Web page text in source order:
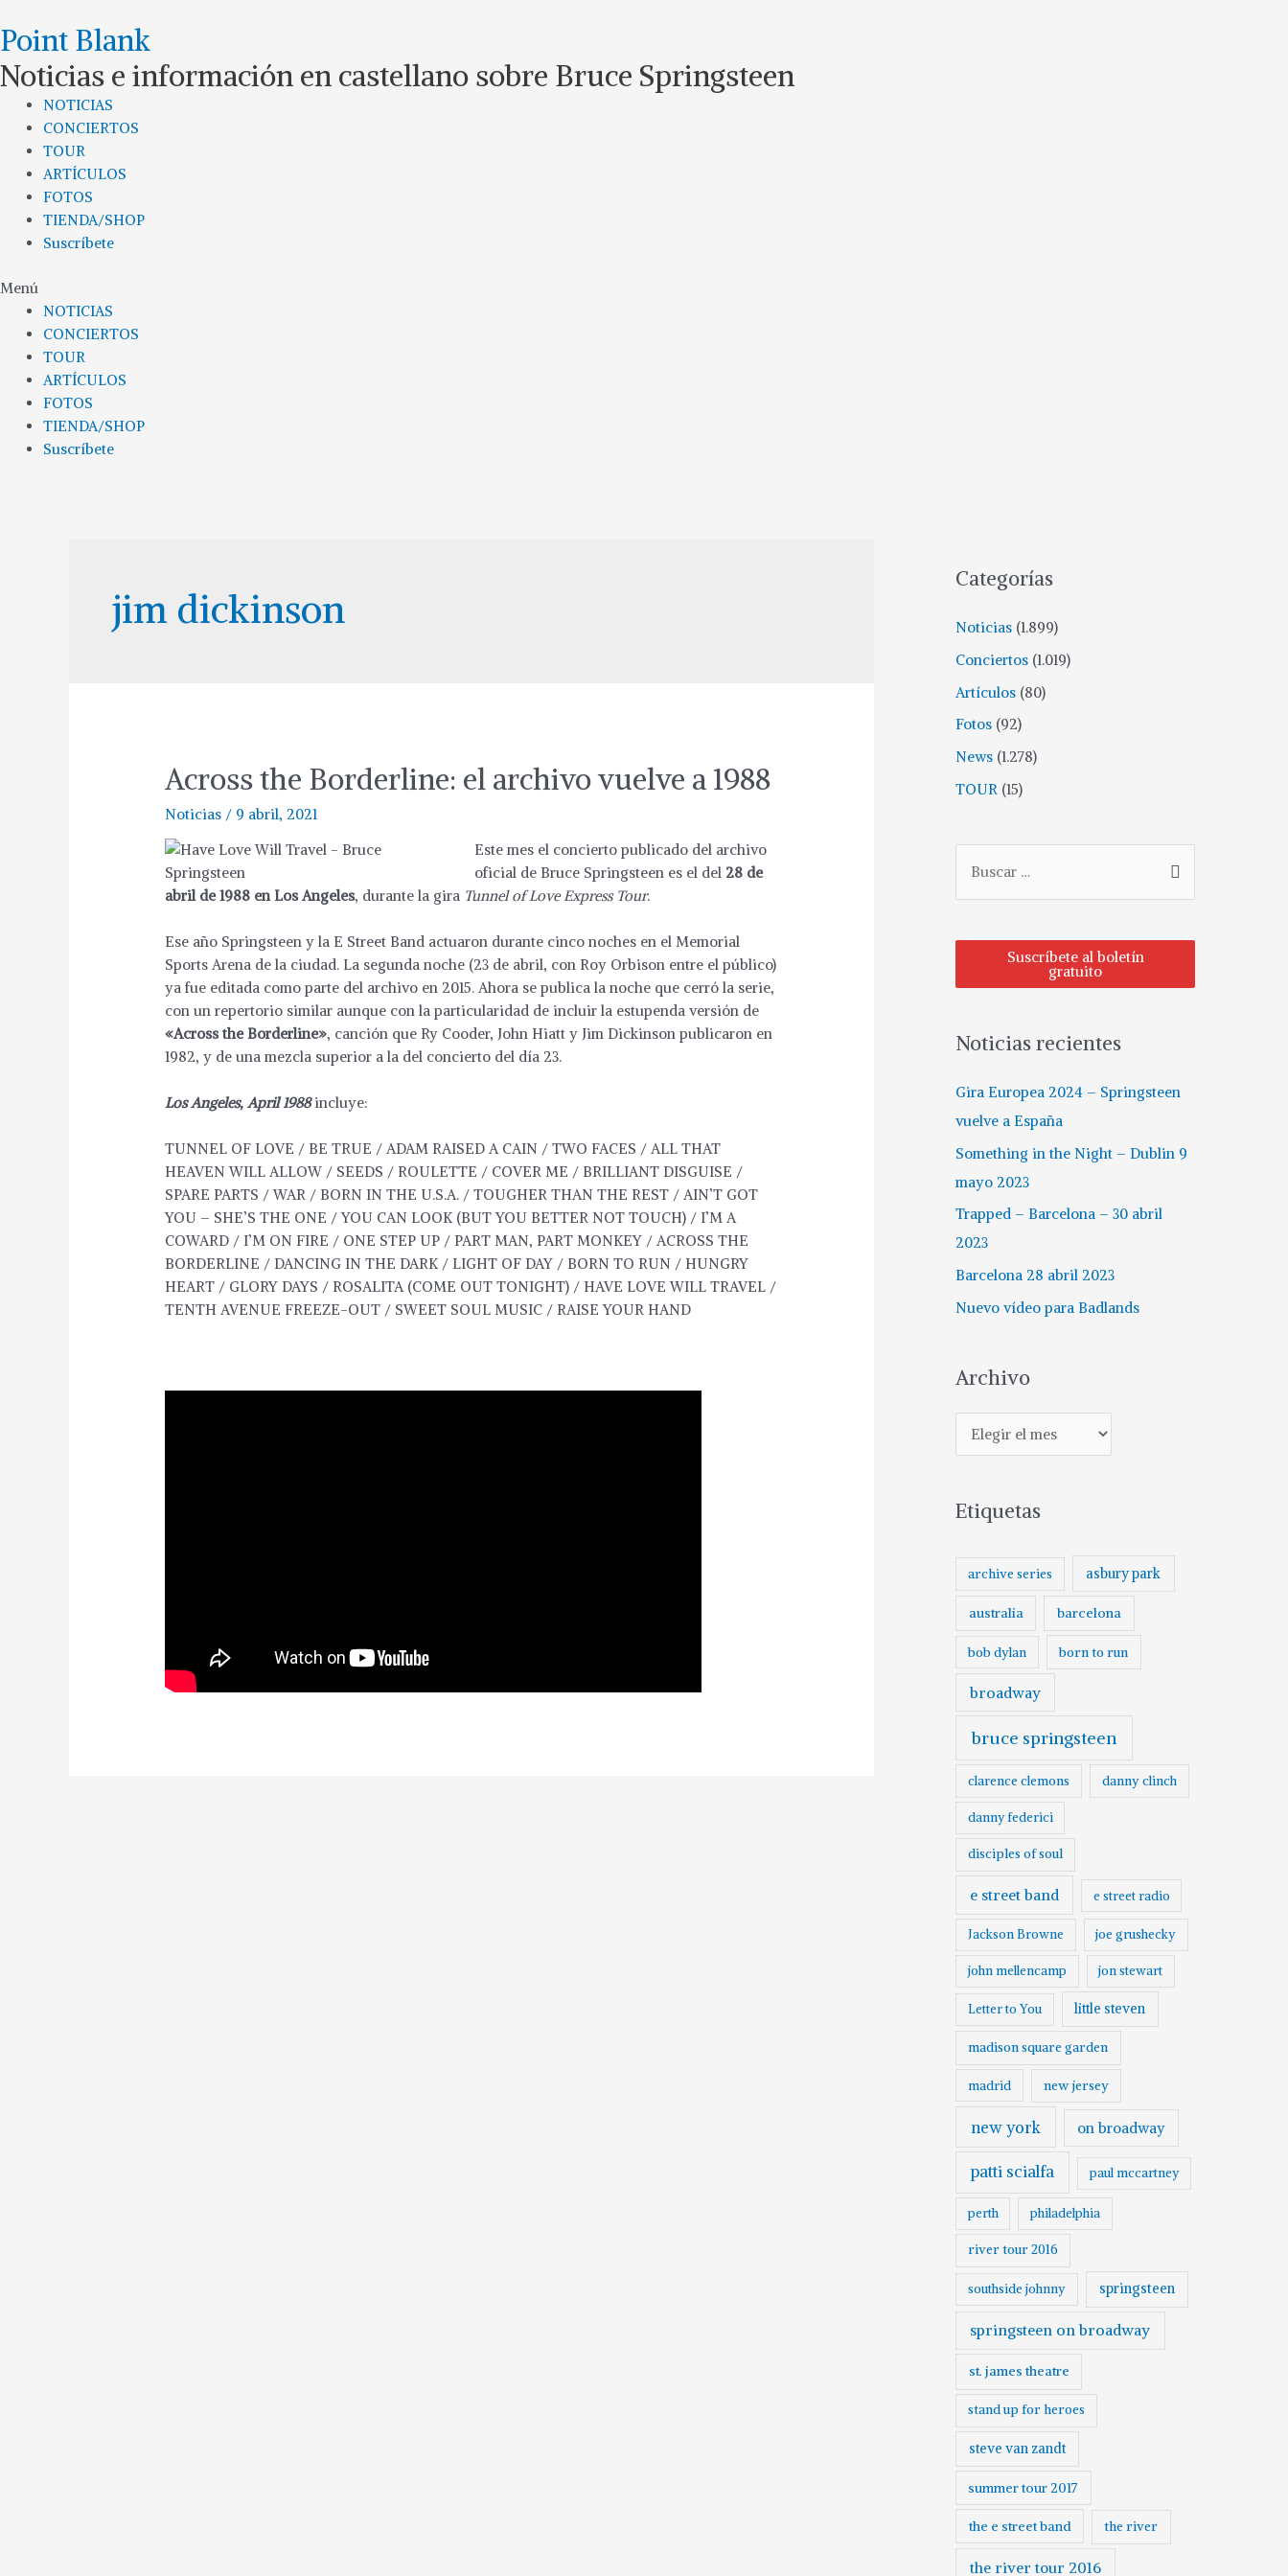
al
contenido
Point Blank
Noticias e información en castellano sobre Bruce Springsteen
NOTICIAS
CONCIERTOS
TOUR
ARTÍCULOS
FOTOS
TIENDA/SHOP
Suscríbete
Menú
NOTICIAS
CONCIERTOS
TOUR
ARTÍCULOS
FOTOS
TIENDA/SHOP
Suscríbete
jim dickinson
Across the Borderline: el archivo vuelve a 1988
Noticias / 9 abril, 2021
Este mes el concierto publicado del archivo
oficial de Bruce Springsteen es el del 28 de
abril de 1988 en Los Angeles, durante la gira Tunnel of Love Express Tour.
Ese año Springsteen y la E Street Band actuaron durante cinco noches en el Memorial
Sports Arena de la ciudad. La segunda noche (23 de abril, con Roy Orbison entre el público)
ya fue editada como parte del archivo en 2015. Ahora se publica la noche que cerró la serie,
con un repertorio similar aunque con la particularidad de incluir la estupenda versión de
«Across the Borderline», canción que Ry Cooder, John Hiatt y Jim Dickinson publicaron en
1982, y de una mezcla superior a la del concierto del día 23.
Los Angeles, April 1988incluye:
TUNNEL OF LOVE / BE TRUE / ADAM RAISED A CAIN / TWO FACES / ALL THAT
HEAVEN WILL ALLOW / SEEDS / ROULETTE / COVER ME / BRILLIANT DISGUISE /
SPARE PARTS / WAR / BORN IN THE U.S.A. / TOUGHER THAN THE REST / AIN’T GOT
YOU – SHE’S THE ONE / YOU CAN LOOK (BUT YOU BETTER NOT TOUCH) / I’M A
COWARD / I’M ON FIRE / ONE STEP UP / PART MAN, PART MONKEY / ACROSS THE
BORDERLINE / DANCING IN THE DARK / LIGHT OF DAY / BORN TO RUN / HUNGRY
HEART / GLORY DAYS / ROSALITA (COME OUT TONIGHT) / HAVE LOVE WILL TRAVEL /
TENTH AVENUE FREEZE-OUT / SWEET SOUL MUSIC / RAISE YOUR HAND
Categorías
Noticias (1.899)
Conciertos (1.019)
Artículos (80)
Fotos (92)
News (1.278)
TOUR (15)
c
r
:
Suscríbete al boletín
gratuito
Noticias recientes
Gira Europea 2024 – Springsteen
vuelve a España
Something in the Night – Dublin 9
mayo 2023
Trapped – Barcelona – 30 abril
2023
Barcelona 28 abril 2023
Nuevo vídeo para Badlands
Archivo
r
h
o
Etiquetas
archive series asbury park
australia barcelona
bob dylan born to run
broadway
bruce springsteen
clarence clemons danny clinch
danny federici
disciples of soul
e street band e street radio
Jackson Browne joe grushecky
john mellencamp jon stewart
Letter to You little steven
madison square garden
madrid new jersey
new york on broadway
patti scialfa paul mccartney
perth philadelphia
river tour 2016
southside johnny springsteen
springsteen on broadway
st. james theatre
stand up for heroes
steve van zandt
summer tour 2017
the e street band the river
the river tour 2016